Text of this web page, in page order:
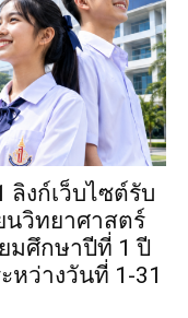
งก์เว็บไซต์รับ
นวิทยาศาสตร์
มศึกษาปีที่ 1 ปี
หว่างวันที่ 1-31